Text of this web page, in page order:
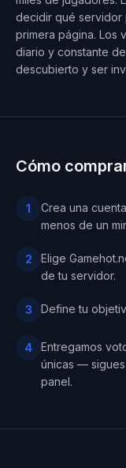
decidir qué servidor
primera página. Los
diario y constante
descubierto y ser
Cómo
1
Crea una
menos de un
2
Elige
de tu servidor.
3 Define tu
4
Entregamos
únicas —
panel.